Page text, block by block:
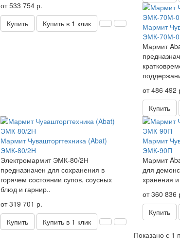
от 533 754 р.
Купить
Купить в 1 клик
Мармит
ЭМК-70М-
Мармит
от 486 492
Купить
Мармит Чувашторгтехника (Abat)
ЭМК-80/2Н
Электромармит ЭМК-80/2Н
предназначен для сохранения в
горячем состоянии супов, соусных
блюд и гарнир..
от 319 701 р.
Купить
Купить в 1 клик
Мармит
ЭМК-90П
Мармит
для
хранения
от 360 836
Купить
Показано с 1